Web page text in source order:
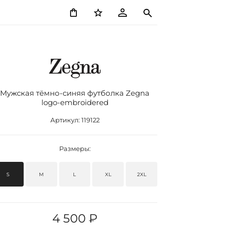
Мужская тёмно-синяя футболка Zegna
logo-embroidered
Артикул: 119122
Размеры:
S M L XL 2XL
4 500 ₽